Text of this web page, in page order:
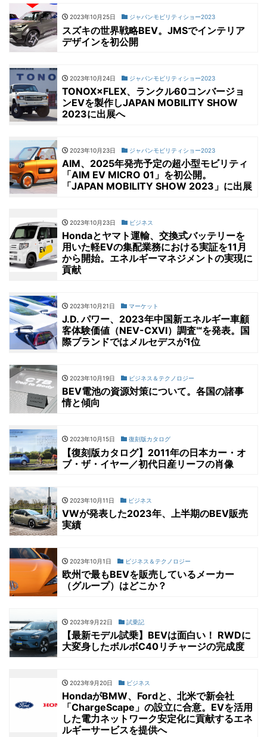
2023年10月25日 ジャパンモビリティショー2023
スズキの世界戦略BEV。JMSでインテリア
デザインを初公開
2023年10月24日 ジャパンモビリティショー2023
TONOX×FLEX、ランクル60コンバージョ
ンEVを製作しJAPAN MOBILITY SHOW
2023に出展へ
2023年10月23日 ジャパンモビリティショー2023
AIM、2025年発売予定の超小型モビリティ
「AIM EV MICRO 01」を初公開。
「JAPAN MOBILITY SHOW 2023」に出展
2023年10月23日 ビジネス
Hondaとヤマト運輸、交換式バッテリーを
用いた軽EVの集配業務における実証を11月
から開始。エネルギーマネジメントの実現に
貢献
2023年10月21日 マーケット
J.D. パワー、2023年中国新エネルギー車顧
客体験価値（NEV-CXVI）調査℠を発表。国
際ブランドではメルセデスが1位
2023年10月19日 ビジネス＆テクノロジー
BEV電池の資源対策について。各国の諸事
情と傾向
2023年10月15日 復刻版カタログ
【復刻版カタログ】2011年の日本カー・オ
ブ・ザ・イヤー／初代日産リーフの肖像
2023年10月11日 ビジネス
VWが発表した2023年、上半期のBEV販売
実績
2023年10月1日 ビジネス＆テクノロジー
欧州で最もBEVを販売しているメーカー
（グループ）はどこか？
2023年9月22日 試乗記
【最新モデル試乗】BEVは面白い！ RWDに
大変身したボルボC40リチャージの完成度
2023年9月20日 ビジネス
HondaがBMW、Fordと、北米で新会社
「ChargeScape」の設立に合意。EVを活用
した電力ネットワーク安定化に貢献するエネ
ルギーサービスを提供へ